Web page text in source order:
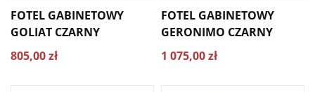
FOTEL GABINETOWY
GOLIAT CZARNY
805,00 zł
FOTEL GABINETOWY
GERONIMO CZARNY
1 075,00 zł